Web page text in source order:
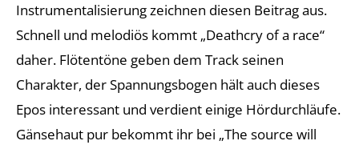
Instrumentalisierung zeichnen diesen Beitrag aus.
Schnell und melodiös kommt „Deathcry of a race“
daher. Flötentöne geben dem Track seinen
Charakter, der Spannungsbogen hält auch dieses
Epos interessant und verdient einige Hördurchläufe.
Gänsehaut pur bekommt ihr bei „The source will